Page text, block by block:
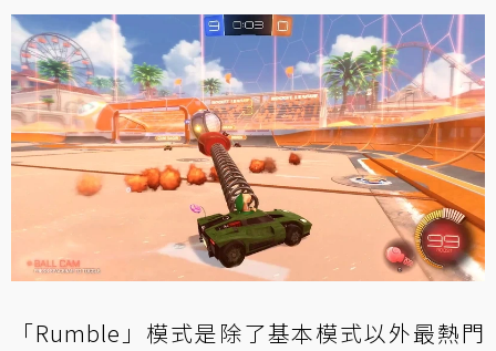
「Rumble」模式是除了基本模式以外最熱門